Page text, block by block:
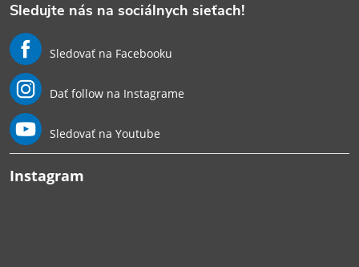
Sledujte nás na sociálnych sieťach!
Sledovať na Facebooku
Dať follow na Instagrame
Sledovať na Youtube
Instagram